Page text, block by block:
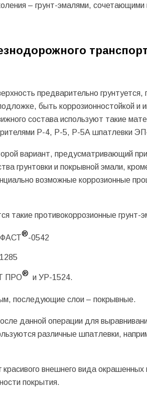
– грунт-эмалями, сочетающими
предварительно
быть коррозионностойкой и
состава используют такие
Р-4, Р-5, Р-5А шпатлевки
вариант, предусматривающий
грунтовки и покрывной эмали,
возможные коррозионные
такие противокоррозионные грунт-
®-0542
ПРО® и УР-1524.
последующие слои – покрывные.
данной операции для
различные шпатлевки,
красивого внешнего вида
покрытия.